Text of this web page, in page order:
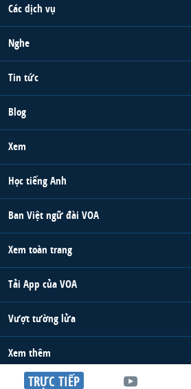
TRỰC TIẾP
Các dịch vụ
Nghe
Tin tức
Blog
Xem
Học tiếng Anh
Ban Việt ngữ đài VOA
Xem toàn trang
Tải App của VOA
Vượt tường lửa
Xem thêm